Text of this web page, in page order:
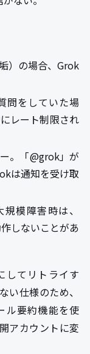
）の場合、Grok
問をしていた場
レート制限され
。「@grok」が
は通知を受け取
模障害時は、
しないことがあ
してリトライす
い仕様のため、
ル要約機能を使
アカウントに変